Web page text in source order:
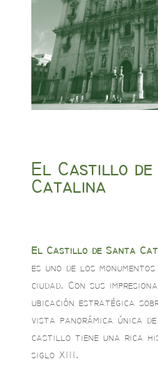
El Castillo de
Catalina
El Castillo de Santa
es uno de los
ciudad. Con sus
ubicación estratégica
vista panorámica única
castillo tiene una rica
siglo XIII.